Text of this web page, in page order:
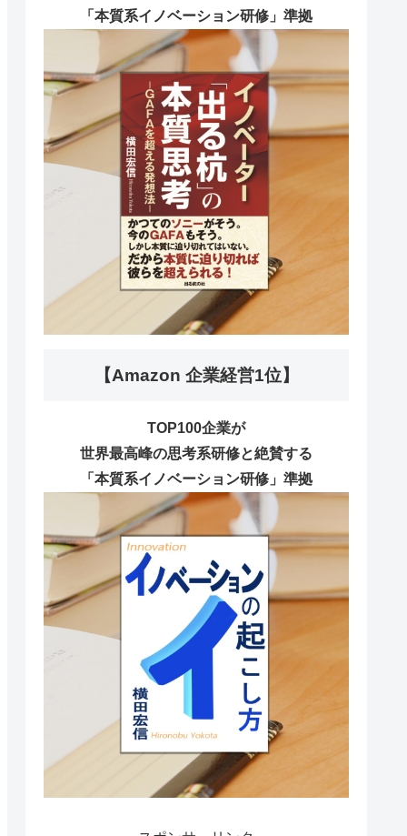
「本質系イノベーション研修」準拠
【Amazon 企業経営1位】
TOP100企業が
世界最高峰の思考系研修と絶賛する
「本質系イノベーション研修」準拠